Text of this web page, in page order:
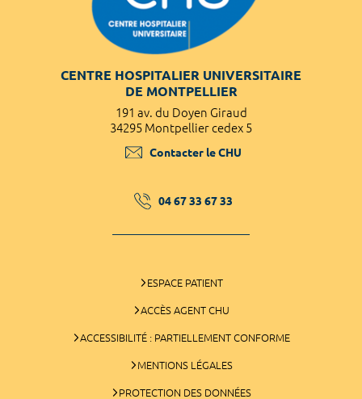
CENTRE HOSPITALIER UNIVERSITAIRE
DE MONTPELLIER
191 av. du Doyen Giraud
34295 Montpellier cedex 5
Contacter le CHU
04 67 33 67 33
ESPACE PATIENT
ACCÈS AGENT CHU
ACCESSIBILITÉ : PARTIELLEMENT CONFORME
MENTIONS LÉGALES
PROTECTION DES DONNÉES